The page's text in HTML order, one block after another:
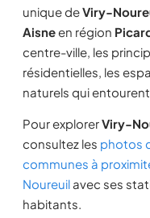
unique deViry-
Aisneen région
centre-ville, les
résidentielles, les
naturels qui
Pour explorerViry-
consultez les photos
communes à
Noureuil avec ses
habitants.